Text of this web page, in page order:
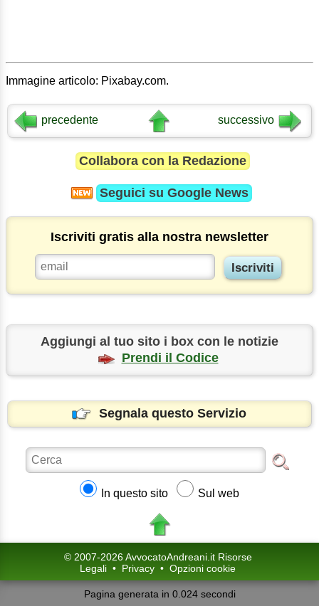
Immagine articolo: Pixabay.com.
precedente successivo
Collabora con la Redazione
Seguici su Google News
Iscriviti gratis alla nostra newsletter
Aggiungi al tuo sito i box con le notizie
Prendi il Codice
Segnala questo Servizio
In questo sito Sul web
© 2007-2026 AvvocatoAndreani.it Risorse
Legali • Privacy • Opzioni cookie
Pagina generata in 0.024 secondi